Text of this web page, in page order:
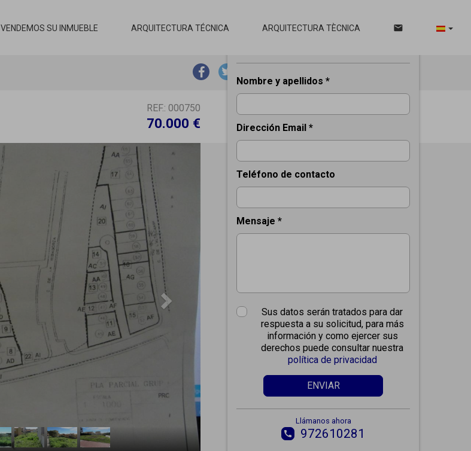
VENDEMOS SU INMUEBLE ARQUITECTURA TÉCNICA ARQUITECTURA TÈCNICA email
Nombre y apellidos *
Dirección Email *
Teléfono de contacto
Mensaje *
Sus datos serán tratados para dar
respuesta a su solicitud, para más
información y como ejercer sus
derechos puede consultar nuestra
política de privacidad
ENVIAR
Llámanos ahora
call 972610281
REF.: 000750
70.000 €